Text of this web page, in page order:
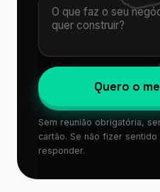
Quero o
Sem reunião obrigatória,
cartão. Se não fizer
responder.